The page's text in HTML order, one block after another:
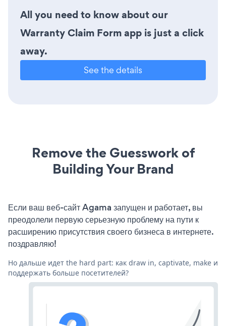
All you need to know about our
Warranty Claim Form app is just a click
away.
See the details
Remove the Guesswork of
Building Your Brand
Если ваш веб-сайт Agama запущен и работает, вы
преодолели первую серьезную проблему на пути к
расширению присутствия своего бизнеса в интернете.
поздравляю!
Но дальше идет the hard part: как draw in, captivate, make и
поддержать больше посетителей?